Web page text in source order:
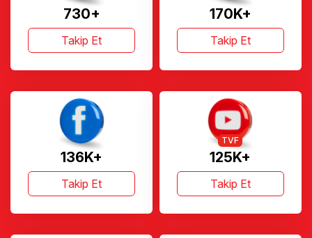
730+
Takip Et
170K+
Takip Et
136K+
Takip Et
125K+
TVF
Takip Et